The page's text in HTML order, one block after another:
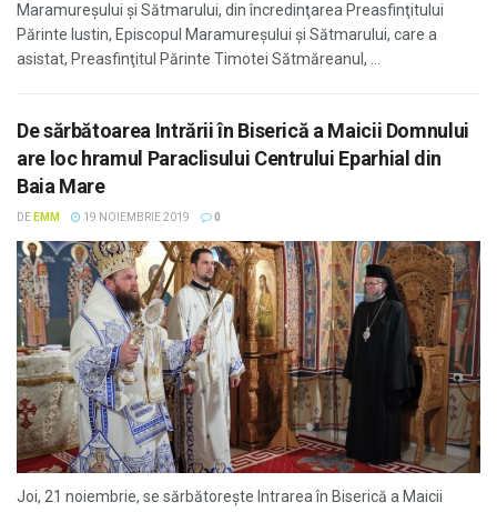
Maramureşului şi Sătmarului, din încredinţarea Preasfinţitului
Părinte Iustin, Episcopul Maramureşului şi Sătmarului, care a
asistat, Preasfinţitul Părinte Timotei Sătmăreanul, ...
De sărbătoarea Intrării în Biserică a Maicii Domnului
are loc hramul Paraclisului Centrului Eparhial din
Baia Mare
DE EMM 19 NOIEMBRIE 2019 0
Joi, 21 noiembrie, se sărbătoreşte Intrarea în Biserică a Maicii